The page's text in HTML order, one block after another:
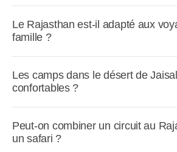
Quels types d'hébergements sont
au Rajasthan ?
Le Rajasthan est-il adapté aux
famille ?
Les camps dans le désert de
confortables ?